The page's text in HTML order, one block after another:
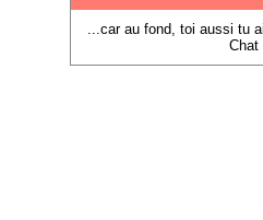
...car au fond, toi aussi tu
Chat